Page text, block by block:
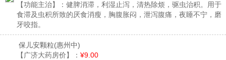
【功能主治】： 健脾消滞，利湿止泻，清热除烦，驱虫治积。用于
食滞及虫积所致的厌食消瘦，胸腹胀闷，泄泻腹痛，夜睡不宁，磨
牙咬指。
保儿安颗粒(惠州中)
【广济大药房价】： ¥9.00